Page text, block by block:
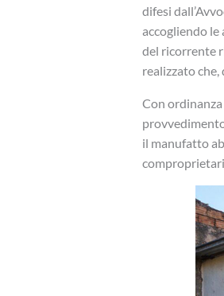
difesi
accogliendo le
del ricorrente
realizzato
Con
il manufatto